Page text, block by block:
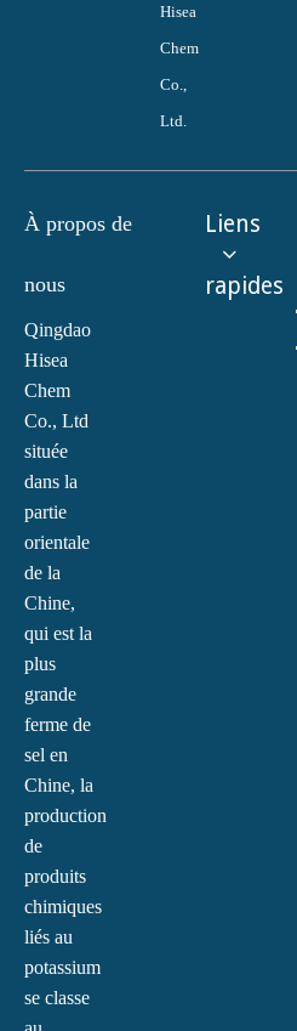
Hisea
Chem
Co.,
Ltd.
À propos de
nous
Qingdao
Hisea
Chem
Co., Ltd
située
dans la
partie
orientale
de la
Chine,
qui est la
plus
grande
ferme de
sel en
Chine, la
production
de
produits
chimiques
liés au
potassium
se classe
Liens
rapides